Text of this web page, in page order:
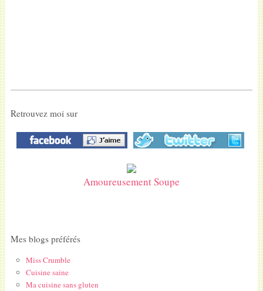
Retrouvez moi sur
Amoureusement Soupe
Mes blogs préférés
Miss Crumble
Cuisine saine
Ma cuisine sans gluten